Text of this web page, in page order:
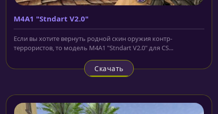
M4A1 "Stndart V2.0"
Если вы хотите вернуть родной скин оружия контр-
террористов, то модель M4A1 "Stndart V2.0" для CS...
Скачать